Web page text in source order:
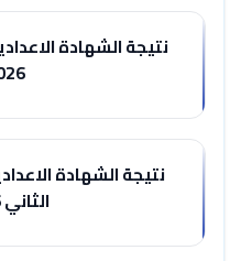
نتيجة الشهادة
نتيجة الشهادة
الثاني 2026